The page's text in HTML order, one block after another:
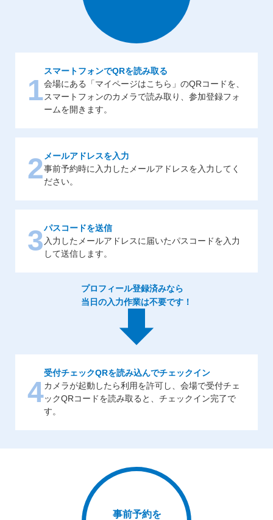
1
スマートフォンでQRを読み取る
会場にある「マイページはこちら」のQRコードを、
スマートフォンのカメラで読み取り、参加登録フォ
ームを開きます。
2 メールアドレスを入力
事前予約時に入力したメールアドレスを入力してく
ださい。
3パスコードを送信
入力したメールアドレスに届いたパスコードを入力
して送信します。
プロフィール登録済みなら
当日の入力作業は不要です！
4
受付チェックQRを読み込んでチェックイン
カメラが起動したら利用を許可し、会場で受付チェ
ックQRコードを読み取ると、チェックイン完了で
す。
事前予約を